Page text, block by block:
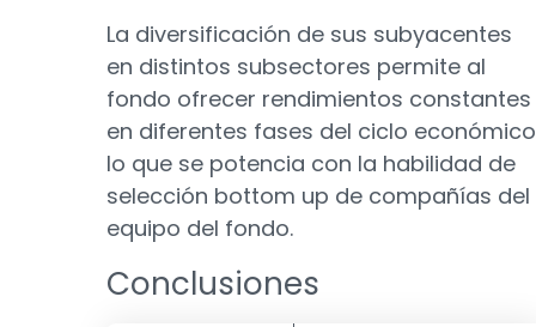
La diversificación de sus subyacentes
en distintos subsectores permite al
fondo ofrecer rendimientos constantes
en diferentes fases del ciclo
lo que se potencia con la habilidad de
selección bottom up de compañías del
equipo del fondo.
Conclusiones